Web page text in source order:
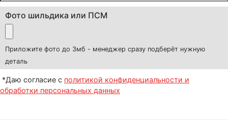
Фото шильдика или ПСМ
Приложите фото до 3мб - менеджер сразу подберёт нужную
деталь
*Даю согласие с политикой конфиденциальности и
обработки персональных данных